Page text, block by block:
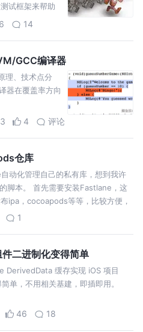
试框架来帮助
的代码，更需
14
GCC编译器
理、技术点分
器在覆盖率方向
4 评论
仓库
动化管理自己的私有库，想到我许
脚本。 首先需要安装Fastlane，这
ipa，cocoapods等等，比较方便，
能比较漫长。 首先需要在仓库…
1
二进制化变得简单
DerivedData 缓存实现 iOS 项目
单，不用相关基建，即插即用。
46 18